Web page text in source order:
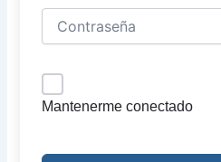
Mantenerme conectado